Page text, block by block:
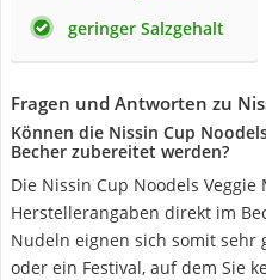
geringer Salzgehalt
Fragen und Antworten zu
Können die Nissin Cup
Becher zubereitet werden?
Die Nissin Cup Noodels
Herstellerangaben direkt im
Nudeln eignen sich somit
oder ein Festival, auf dem Sie